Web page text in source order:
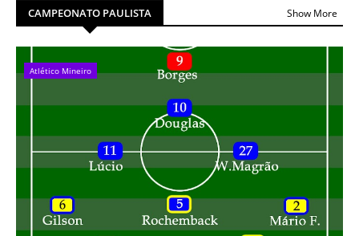
CAMPEONATO PAULISTA Show More
Atlético Mineiro